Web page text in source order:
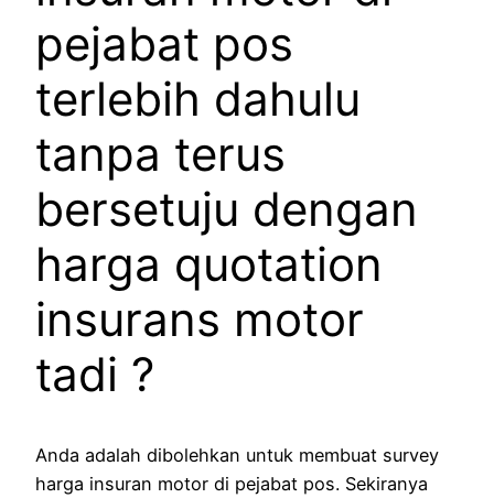
pejabat pos
terlebih dahulu
tanpa terus
bersetuju dengan
harga quotation
insurans motor
tadi ?
Anda adalah dibolehkan untuk membuat survey
harga insuran motor di pejabat pos. Sekiranya